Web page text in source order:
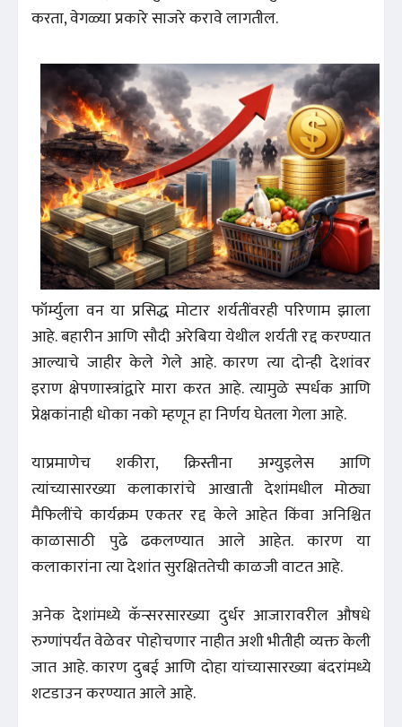
करता, वेगळ्या प्रकारे साजरे करावे लागतील.
फॉर्म्युला वन या प्रसिद्ध मोटार शर्यतींवरही परिणाम झाला
आहे. बहारीन आणि सौदी अरेबिया येथील शर्यती रद्द करण्यात
आल्याचे जाहीर केले गेले आहे. कारण त्या दोन्ही देशांवर
इराण क्षेपणास्त्रांद्वारे मारा करत आहे. त्यामुळे स्पर्धक आणि
प्रेक्षकांनाही धोका नको म्हणून हा निर्णय घेतला गेला आहे.
याप्रमाणेच शकीरा, क्रिस्तीना अग्युइलेस आणि
त्यांच्यासारख्या कलाकारांचे आखाती देशांमधील मोठ्या
मैफिलींचे कार्यक्रम एकतर रद्द केले आहेत किंवा अनिश्चित
काळासाठी पुढे ढकलण्यात आले आहेत. कारण या
कलाकारांना त्या देशांत सुरक्षिततेची काळजी वाटत आहे.
अनेक देशांमध्ये कॅन्सरसारख्या दुर्धर आजारावरील औषधे
रुग्णांपर्यंत वेळेवर पोहोचणार नाहीत अशी भीतीही व्यक्त केली
जात आहे. कारण दुबई आणि दोहा यांच्यासारख्या बंदरांमध्ये
शटडाउन करण्यात आले आहे.